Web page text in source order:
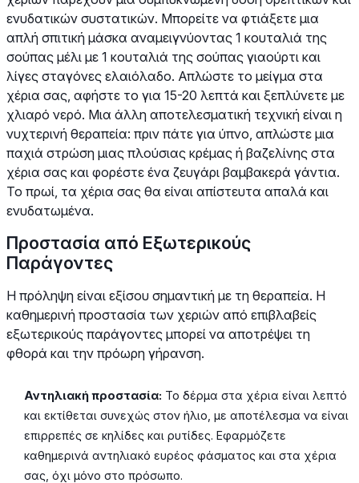
ενυδατικών συστατικών. Μπορείτε να φτιάξετε μια
απλή σπιτική μάσκα αναμειγνύοντας 1 κουταλιά της
σούπας μέλι με 1 κουταλιά της σούπας γιαούρτι και
λίγες σταγόνες ελαιόλαδο. Απλώστε το μείγμα στα
χέρια σας, αφήστε το για 15-20 λεπτά και ξεπλύνετε με
χλιαρό νερό. Μια άλλη αποτελεσματική τεχνική είναι η
νυχτερινή θεραπεία: πριν πάτε για ύπνο, απλώστε μια
παχιά στρώση μιας πλούσιας κρέμας ή βαζελίνης στα
χέρια σας και φορέστε ένα ζευγάρι βαμβακερά γάντια.
Το πρωί, τα χέρια σας θα είναι απίστευτα απαλά και
ενυδατωμένα.
Προστασία από Εξωτερικούς
Παράγοντες
Η πρόληψη είναι εξίσου σημαντική με τη θεραπεία. Η
καθημερινή προστασία των χεριών από επιβλαβείς
εξωτερικούς παράγοντες μπορεί να αποτρέψει τη
φθορά και την πρόωρη γήρανση.
Αντηλιακή προστασία: Το δέρμα στα χέρια είναι λεπτό
και εκτίθεται συνεχώς στον ήλιο, με αποτέλεσμα να είναι
επιρρεπές σε κηλίδες και ρυτίδες. Εφαρμόζετε
καθημερινά αντηλιακό ευρέος φάσματος και στα χέρια
σας, όχι μόνο στο πρόσωπο.